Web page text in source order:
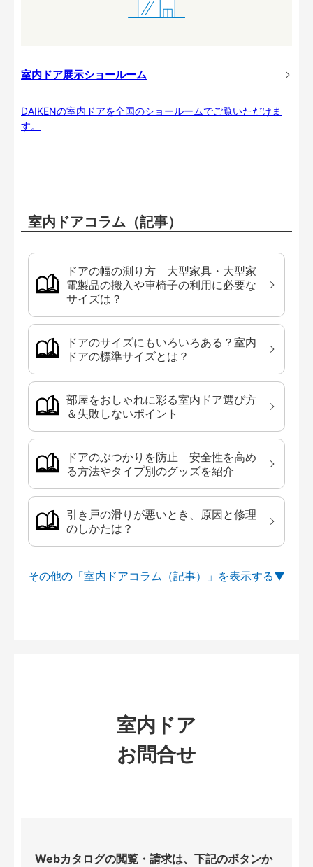
室内ドア展示ショールーム
DAIKENの室内ドアを全国のショールームでご覧いただけま
す。
室内ドアコラム（記事）
ドアの幅の測り方 大型家具・大型家
電製品の搬入や車椅子の利用に必要な
サイズは？
ドアのサイズにもいろいろある？室内
ドアの標準サイズとは？
部屋をおしゃれに彩る室内ドア選び方
＆失敗しないポイント
ドアのぶつかりを防止 安全性を高め
る方法やタイプ別のグッズを紹介
引き戸の滑りが悪いとき、原因と修理
のしかたは？
その他の「室内ドアコラム（記事）」を
室内ドア
お問合せ
Webカタログの閲覧・請求は、下記のボタンか